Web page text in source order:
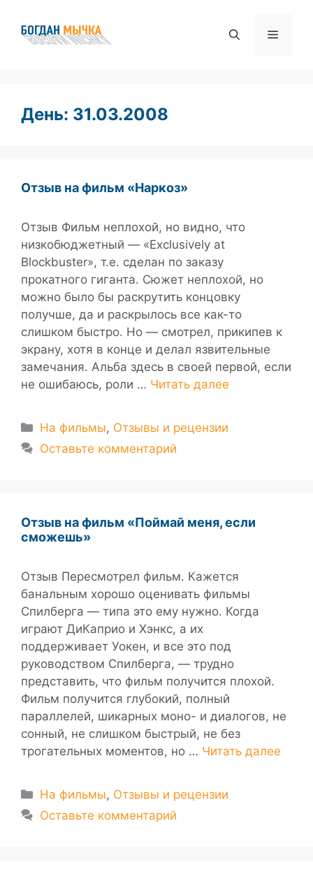
содержимому
Меню
День: 31.03.2008
Отзыв на фильм «Наркоз»
Отзыв Фильм неплохой, но видно, что
низкобюджетный — «Exclusively at
Blockbuster», т.е. сделан по заказу
прокатного гиганта. Сюжет неплохой, но
можно было бы раскрутить концовку
получше, да и раскрылось все как-то
слишком быстро. Но — смотрел, прикипев к
экрану, хотя в конце и делал язвительные
замечания. Альба здесь в своей первой, если
не ошибаюсь, роли … Читать далее
Рубрики
На фильмы, Отзывы и рецензии
Оставьте комментарий
Отзыв на фильм «Поймай меня, если
сможешь»
Отзыв Пересмотрел фильм. Кажется
банальным хорошо оценивать фильмы
Спилберга — типа это ему нужно. Когда
играют ДиКаприо и Хэнкс, а их
поддерживает Уокен, и все это под
руководством Спилберга, — трудно
представить, что фильм получится плохой.
Фильм получится глубокий, полный
параллелей, шикарных моно- и диалогов, не
сонный, не слишком быстрый, не без
трогательных моментов, но … Читать далее
Рубрики
На фильмы, Отзывы и рецензии
Оставьте комментарий